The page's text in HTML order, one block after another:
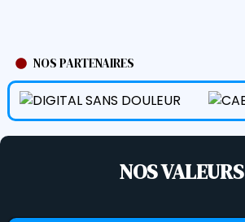
NOS PARTENAIRES
NOS VALEURS